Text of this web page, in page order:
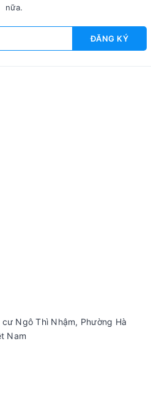
nữa.
ĐĂNG KÝ
Ngô Thì Nhậm, Phường Hà
Nam